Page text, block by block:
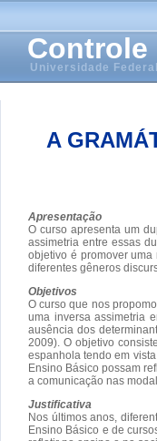
Controle
Universidade
A
Apresentação
O curso apresenta um
assimetria entre essas
objetivo é promover
diferentes gêneros
Objetivos
O curso que nos
uma inversa assimetria
ausência dos
2009). O objetivo
espanhola tendo em
Ensino Básico possam
a comunicação nas
Justificativa
Nos últimos anos,
Ensino Básico e de